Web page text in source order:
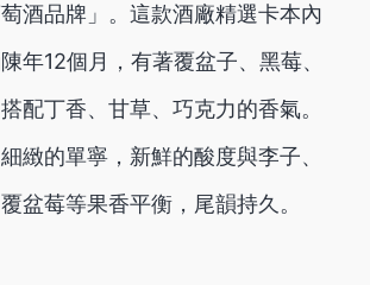
酒品牌」。這款酒廠精選卡本內
年12個月，有著覆盆子、黑莓、
配丁香、甘草、巧克力的香氣。
緻的單寧，新鮮的酸度與李子、
盆莓等果香平衡，尾韻持久。